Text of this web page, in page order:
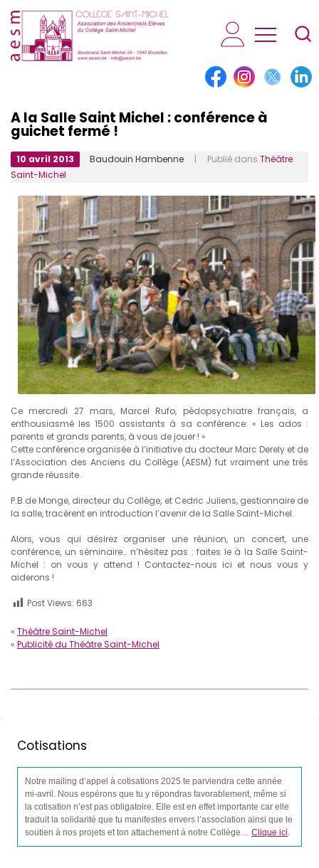
AESM...
A la Salle Saint Michel : conférence à
guichet fermé !
10 avril 2013 Baudouin Hambenne | Publié dans Théâtre
Saint-Michel
Ce mercredi 27 mars, Marcel Rufo, pédopsychiatre français, a
enthousiasmé les 1500 assistants à sa conférence: « Les ados :
parents et grands parents, à vous de jouer ! »
Cette conférence organisée à l’initiative du docteur Marc Derely et de
l’Association des Anciens du Collège (AESM) fut vraiment une très
grande réussite.
P.B.de Monge, directeur du Collège, et Cedric Juliens, gestionnaire de
la salle, tracèrent en introduction l’avenir de la Salle Saint-Michel.
Alors, vous qui désirez organiser une réunion, un concert, une
conférence, un séminaire… n’hésitez pas : faites le à la Salle Saint-
Michel : on vous y attend ! Contactez-nous ici et nous vous y
aiderons !
Post Views: 663
« Théâtre Saint-Michel
« Publicité du Théâtre Saint-Michel
Cotisations
Notre mailing d’appel à cotisations 2025 te parviendra cette année
mi-avril. Nous espérons que tu y répondras favorablement, même si
la cotisation n’est pas obligatoire. Elle est en effet importante car elle
traduit la solidarité que tu manifestes envers l’association ainsi que le
soutien à nos projets et ton attachement à notre Collège… Clique ici